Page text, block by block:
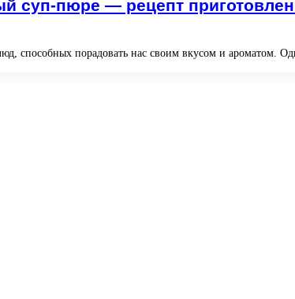
суп-пюре — рецепт
способных порадовать нас своим вкусом и ароматом.